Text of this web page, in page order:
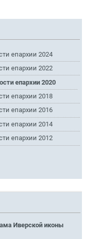
епархии 2024
епархии 2022
епархии 2020
епархии 2018
епархии 2016
епархии 2014
епархии 2012
Иверской иконы